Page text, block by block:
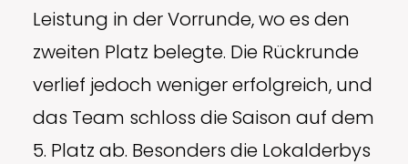
Leistung in der Vorrunde, wo es den
zweiten Platz belegte. Die Rückrunde
verlief jedoch weniger erfolgreich, und
das Team schloss die Saison auf dem
5. Platz ab. Besonders die Lokalderbys